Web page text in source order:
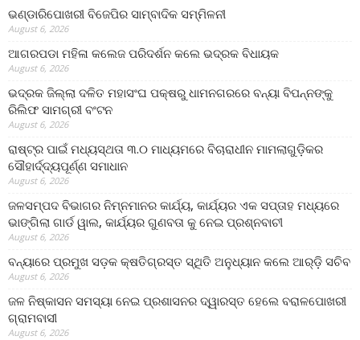
ଭଣ୍ଡାରିପୋଖରୀ ବିଜେପିର ସାମ୍ବାଦିକ ସମ୍ମିଳନୀ
August 6, 2026
ଆଗରପଡା ମହିଳା କଲେଜ ପରିଦର୍ଶନ କଲେ ଭଦ୍ରକ ବିଧାୟକ
August 6, 2026
ଭଦ୍ରକ ଜିଲ୍ଲା ଦଳିତ ମହାସଂଘ ପକ୍ଷରୁ ଧାମନଗରରେ ବନ୍ୟା ବିପନ୍ନଙ୍କୁ
ରିଲିଫ ସାମଗ୍ରୀ ବଂଟନ
August 6, 2026
ରାଷ୍ଟ୍ର ପାଇଁ ମଧ୍ୟସ୍ଥତା ୩.୦ ମାଧ୍ୟମରେ ବିଚାରାଧୀନ ମାମଲାଗୁଡ଼ିକର
ସୌହାର୍ଦ୍ଦ୍ୟପୂର୍ଣ୍ଣ ସମାଧାନ
August 6, 2026
ଜଳସମ୍ପଦ ବିଭାଗର ନିମ୍ନମାନର କାର୍ଯ୍ୟ, କାର୍ଯ୍ୟର ଏକ ସପ୍ତାହ ମଧ୍ୟରେ
ଭାଙ୍ଗିଲା ଗାର୍ଡ ୱାଲ, କାର୍ଯ୍ୟର ଗୁଣବତା କୁ ନେଇ ପ୍ରଶ୍ନବାଚୀ
August 6, 2026
ବନ୍ୟାରେ ପ୍ରମୁଖ ସଡ଼କ କ୍ଷତିଗ୍ରସ୍ତ ସ୍ଥିତି ଅନୁଧ୍ୟାନ କଲେ ଆର୍‌ଡ଼ି ସଚିବ
August 6, 2026
ଜଳ ନିଷ୍କାସନ ସମସ୍ୟା ନେଇ ପ୍ରଶାସନର ଦ୍ୱାରସ୍ତ ହେଲେ ବରାଳପୋଖରୀ
ଗ୍ରାମବାସୀ
August 6, 2026